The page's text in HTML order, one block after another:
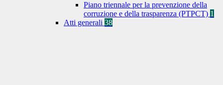
Piano triennale per la prevenzione della
corruzione e della trasparenza (PTPCT) 1
Atti generali 38